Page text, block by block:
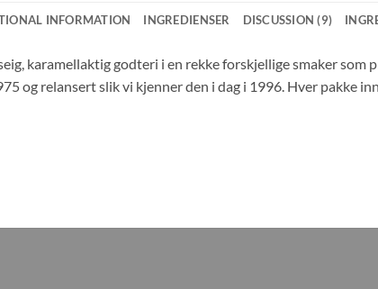
INFORMATION INGREDIENSER DISCUSSION (9)
karamellaktig godteri i en rekke forskjellige smaker
og relansert slik vi kjenner den i dag i 1996. Hver pakke